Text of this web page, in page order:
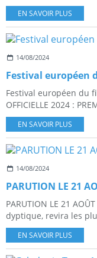
EN SAVOIR PLUS
14/08/2024
Festival européen
Festival européen du
OFFICIELLE 2024 :
EN SAVOIR PLUS
14/08/2024
PARUTION LE 21
PARUTION LE 21
dyptique, revira les
EN SAVOIR PLUS